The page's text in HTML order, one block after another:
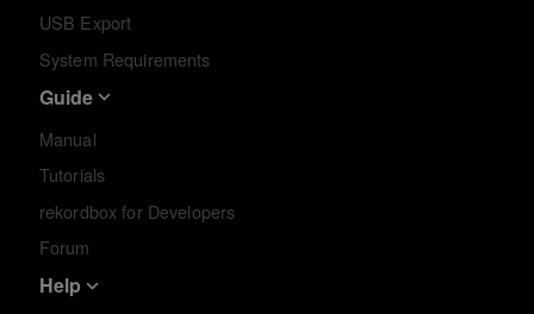
USB Export
System Requirements
Guide
Manual
Tutorials
rekordbox for Developers
Forum
Help